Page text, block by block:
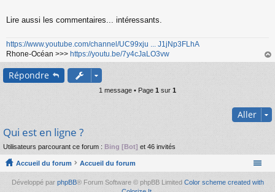
Lire aussi les commentaires... intéressants.
https://www.youtube.com/channel/UC99xju ... J1jNp3FLhA
Rhone-Océan >>> https://youtu.be/7y4cJaLO3vw
au
Répondre
1 message • Page 1 sur 1
Aller
Qui est en ligne ?
Utilisateurs parcourant ce forum : Bing [Bot] et 46 invités
Accueil du forum Accueil du forum
Développé par phpBB® Forum Software © phpBB Limited Color scheme created with